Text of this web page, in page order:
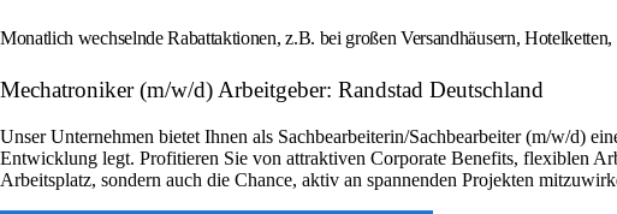
Monatlich wechselnde Rabattaktionen, z.B. bei großen Versandhäusern,
Mechatroniker (m/w/d) Arbeitgeber: Randstad Deutschland
Unser Unternehmen bietet Ihnen als Sachbearbeiterin/Sachbearbeiter (m/w/d)
Entwicklung legt. Profitieren Sie von attraktiven Corporate Benefits, flexiblen
Arbeitsplatz, sondern auch die Chance, aktiv an spannenden Projekten